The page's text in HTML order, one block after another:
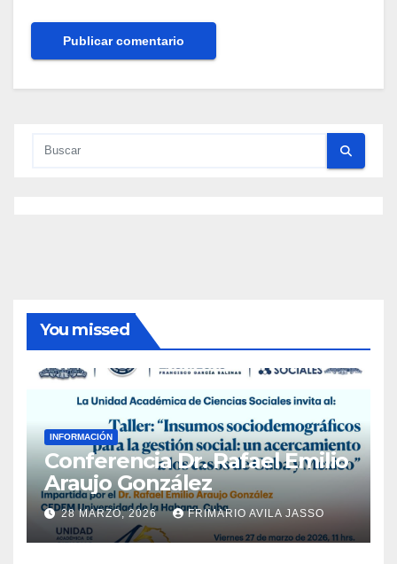
You missed
INFORMACIÓN
Conferencia Dr. Rafael Emilio
Araujo González
28 MARZO, 2026 FRIMARIO AVILA JASSO